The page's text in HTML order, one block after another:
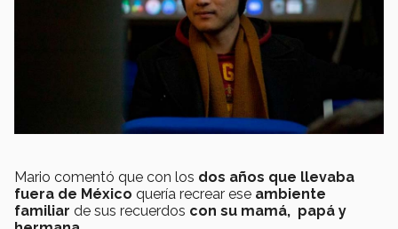
Mario comentó que con los dos años que llevaba
fuera de México quería recrear ese ambiente
familiar de sus recuerdos con su mamá, papá y